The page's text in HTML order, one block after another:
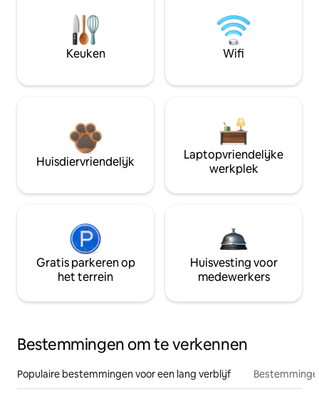
Keuken Wifi
Huisdiervriendelijk
Laptopvriendelijke
werkplek
Gratis parkeren op
het terrein
Huisvesting voor
medewerkers
Bestemmingen om te verkennen
Populaire bestemmingen voor een lang verblijf